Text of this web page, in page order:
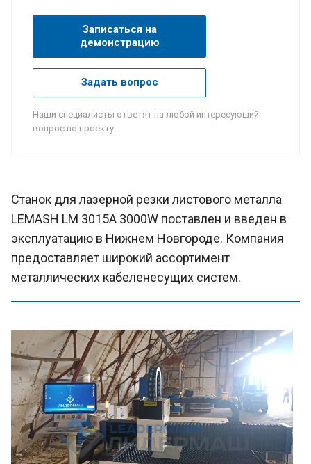
Записаться на
демонстрацию
Задать вопрос
Наши специалисты ответят на любой интересующий
вопрос по проекту
Станок для лазерной резки листового металла
LEMASH LM 3015A 3000W поставлен и введен в
эксплуатацию в Нижнем Новгороде. Компания
предоставляет широкий ассортимент
металлических кабеленесущих систем.